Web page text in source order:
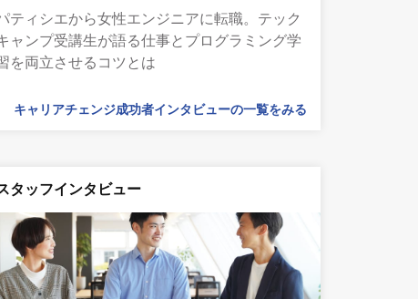
ティシエから女性エンジニアに転職。テック
ャンプ受講生が語る仕事とプログラミング学
を両立させるコツとは
キャリアチェンジ成功者インタビューの一覧をみる
タッフインタビュー